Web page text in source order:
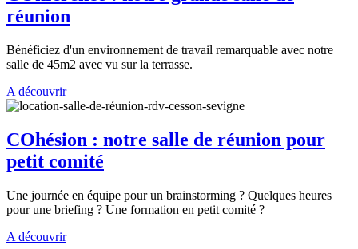
réunion
Bénéficiez d'un environnement de travail remarquable avec notre
salle de 45m2 avec vu sur la terrasse.
A découvrir
COhésion : notre salle de réunion pour
petit comité
Une journée en équipe pour un brainstorming ? Quelques heures
pour une briefing ? Une formation en petit comité ?
A découvrir